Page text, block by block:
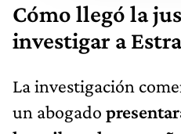
Cómo llegó la
investigar a
La investigación
un abogado